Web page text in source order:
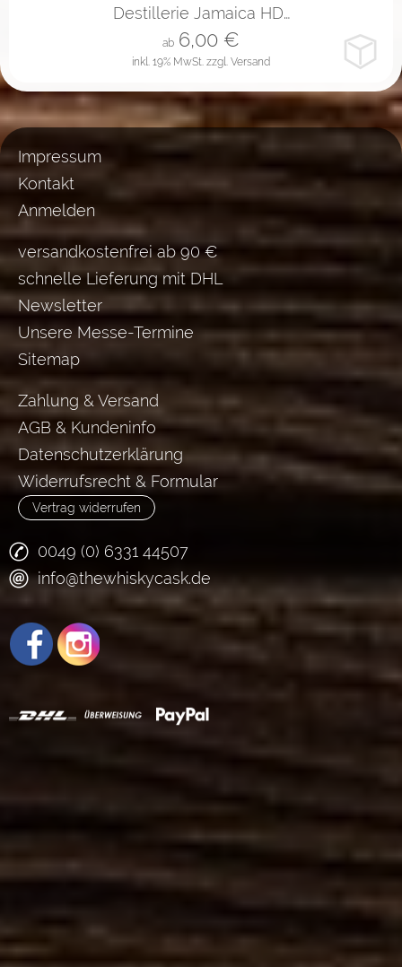
Destillerie Jamaica HD…
inkl. 19% MwSt. zzgl. Versand
ab 6,00 €
Impressum
Kontakt
Anmelden
versandkostenfrei ab 90 €
schnelle Lieferung mit DHL
Newsletter
Unsere Messe-Termine
Sitemap
Zahlung & Versand
AGB & Kundeninfo
Datenschutzerklärung
Widerrufsrecht & Formular
Vertrag widerrufen
0049 (0) 6331 44507
info@thewhiskycask.de